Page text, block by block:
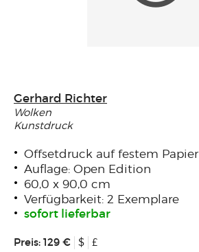
Gerhard Richter
Wolken
Kunstdruck
Offsetdruck auf festem Papier
Auflage: Open Edition
60,0 x 90,0 cm
Verfügbarkeit: 2 Exemplare
sofort lieferbar
Preis: 129 € $ £